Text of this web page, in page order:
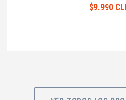
$9.990